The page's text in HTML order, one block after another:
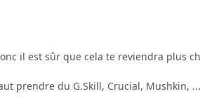
il est sûr que cela te reviendra plus
prendre du G.Skill, Crucial, Mushkin,